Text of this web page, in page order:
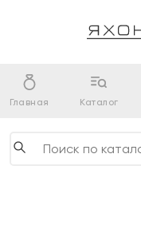
Главная Каталог